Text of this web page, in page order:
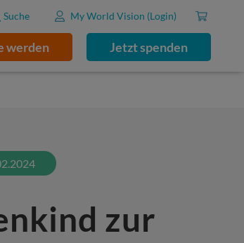
werden Jetzt spenden
Suche My World Vision (Login)
zur